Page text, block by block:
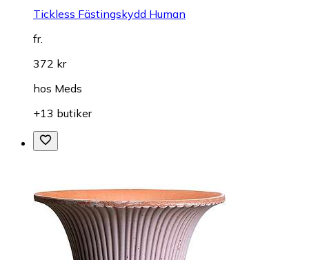
Tickless Fästingskydd Human
fr.
372 kr
hos Meds
+13 butiker